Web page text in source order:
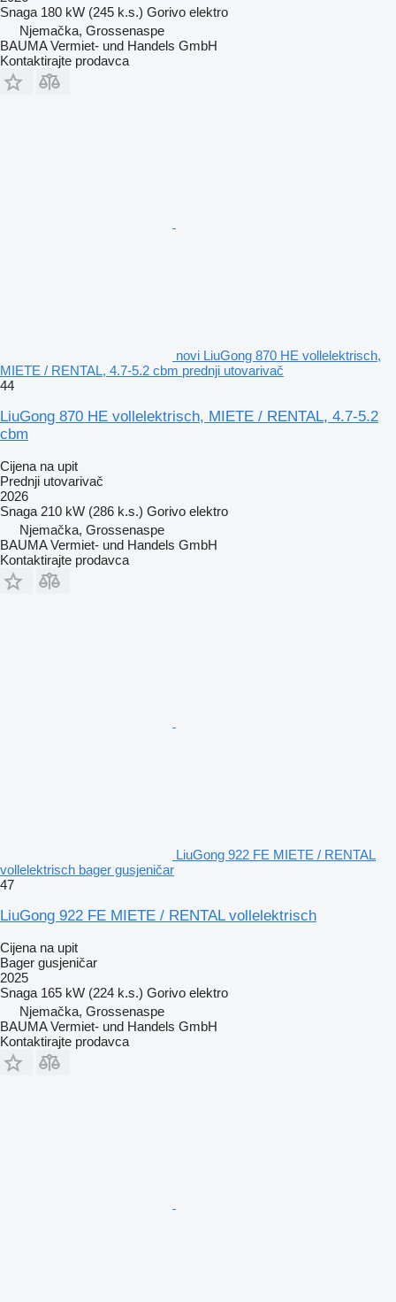
Snaga 180 kW (245 k.s.) Gorivo elektro
Njemačka, Grossenaspe
BAUMA Vermiet- und Handels GmbH
Kontaktirajte prodavca
novi LiuGong 870 HE vollelektrisch,
MIETE / RENTAL, 4.7-5.2 cbm prednji utovarivač
44
LiuGong 870 HE vollelektrisch, MIETE / RENTAL, 4.7-5.2
cbm
Cijena na upit
Prednji utovarivač
2026
Snaga 210 kW (286 k.s.) Gorivo elektro
Njemačka, Grossenaspe
BAUMA Vermiet- und Handels GmbH
Kontaktirajte prodavca
LiuGong 922 FE MIETE / RENTAL
vollelektrisch bager gusjeničar
47
LiuGong 922 FE MIETE / RENTAL vollelektrisch
Cijena na upit
Bager gusjeničar
2025
Snaga 165 kW (224 k.s.) Gorivo elektro
Njemačka, Grossenaspe
BAUMA Vermiet- und Handels GmbH
Kontaktirajte prodavca